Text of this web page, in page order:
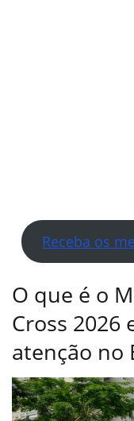
Receba os
O que é o
Cross 2026
atenção no